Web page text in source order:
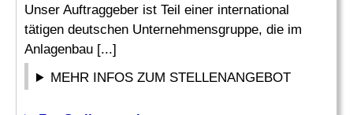
Unser Auftraggeber ist Teil einer international
tätigen deutschen Unternehmensgruppe, die im
Anlagenbau [...]
MEHR INFOS ZUM STELLENANGEBOT